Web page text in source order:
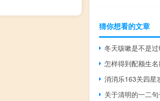
猜你想看的文章
冬天咳嗽是不是过
怎样得到配额生
消消乐163关四星
关于清明的一二